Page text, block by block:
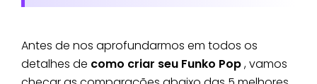
Antes de nos aprofundarmos em todos os
detalhes de como criar seu Funko Pop, vamos